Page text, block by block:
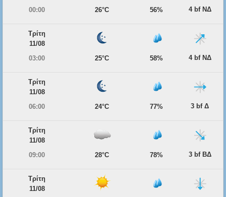
00:00
26°C 56% 4 bf ΝΔ
Τρίτη
11/08
03:00
25°C 58% 4 bf ΝΔ
Τρίτη
11/08
06:00
24°C 77% 3 bf Δ
Τρίτη
11/08
09:00
28°C 78% 3 bf ΒΔ
Τρίτη
11/08